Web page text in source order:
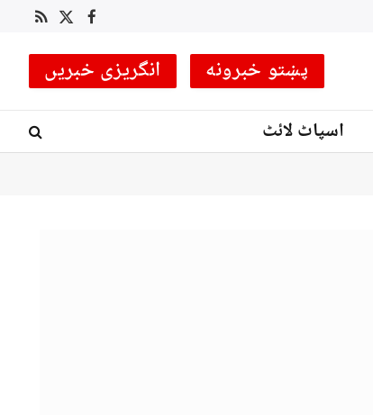
Facebook
X
RSS
پښتو خبرونه انگریزی خبریں
اسپاٹ لائٹ